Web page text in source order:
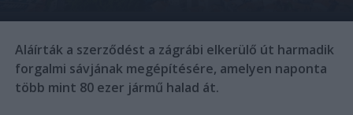
Aláírták a szerződést a zágrábi elkerülő út harmadik
forgalmi sávjának megépítésére, amelyen naponta
több mint 80 ezer jármű halad át.